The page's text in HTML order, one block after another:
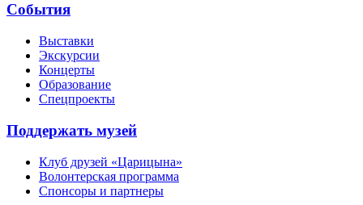
События
Выставки
Экскурсии
Концерты
Образование
Спецпроекты
Поддержать музей
Клуб друзей «Царицына»
Волонтерская программа
Спонсоры и партнеры